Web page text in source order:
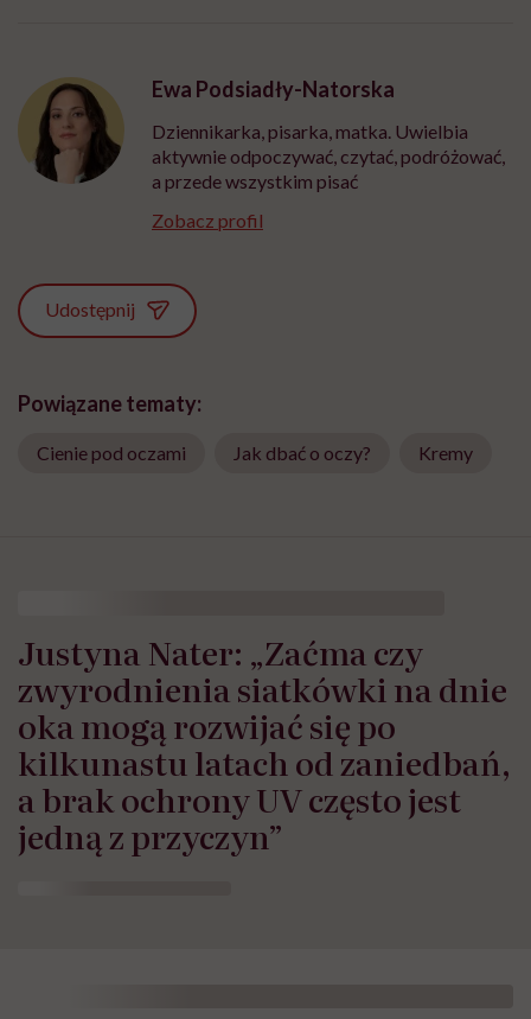
Ewa Podsiadły-Natorska
Dziennikarka, pisarka, matka. Uwielbia
aktywnie odpoczywać, czytać, podróżować,
a przede wszystkim pisać
Zobacz profil
Udostępnij
Powiązane tematy:
Cienie pod oczami Jak dbać o oczy? Kremy
Justyna Nater: „Zaćma czy
zwyrodnienia siatkówki na dnie
oka mogą rozwijać się po
kilkunastu latach od zaniedbań,
a brak ochrony UV często jest
jedną z przyczyn”